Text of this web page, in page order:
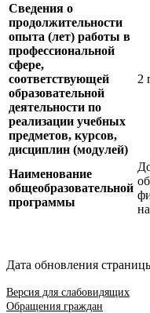
Сведения о
продолжительности
опыта (лет) работы в
профессиональной
сфере,
соответствующей
образовательной
деятельности по
реализации учебных
предметов, курсов,
дисциплин (модулей)
2
Наименование
общеобразовательной
программы
Дата обновления
Версия для слабовидящих
Обращения граждан